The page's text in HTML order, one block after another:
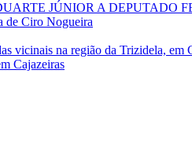
JÚNIOR A DEPUTADO
de Ciro Nogueira
vicinais na região da Trizidela, em
Cajazeiras